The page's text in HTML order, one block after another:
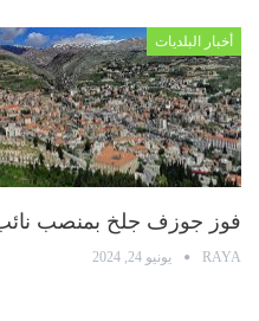
أخبار البلديات
فوز جوزف جلخ بمنصب
RAYA يونيو 24, 2024